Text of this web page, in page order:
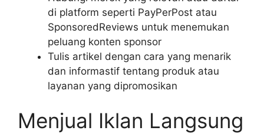
di platform seperti PayPerPost atau
SponsoredReviews untuk menemukan
peluang konten sponsor
Tulis artikel dengan cara yang menarik
dan informastif tentang produk atau
layanan yang dipromosikan
Menjual Iklan Langsung